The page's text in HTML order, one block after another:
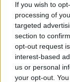
If you wish to
processing of
targeted
section to
opt-out request
interest-based
us or personal
your opt-out.
επιδόσεις
διαμόρφωση
σε επίπεδο